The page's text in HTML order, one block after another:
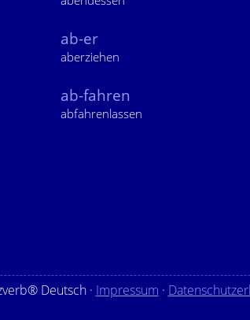
ab-er
aberziehen
ab-fahren
abfahrenlassen
Deutsch · Impressum ·